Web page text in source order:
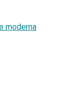
moderna